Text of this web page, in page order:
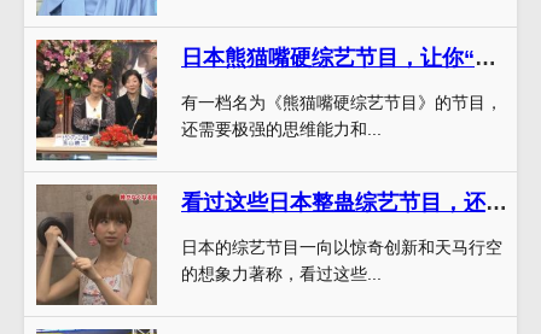
日本熊猫嘴硬综艺节目，让你“嘴巴拙”都能独挑大梁
有一档名为《熊猫嘴硬综艺节目》的节目，
还需要极强的思维能力和...
看过这些日本整蛊综艺节目，还敢轻信身边的人吗？
日本的综艺节目一向以惊奇创新和天马行空
的想象力著称，看过这些...